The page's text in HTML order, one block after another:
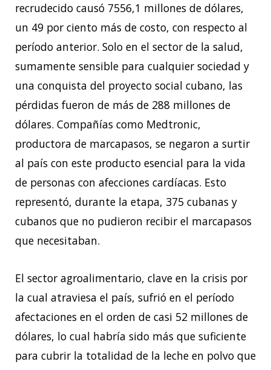
recrudecido causó 7556,1 millones de dólares,
un 49 por ciento más de costo, con respecto al
período anterior. Solo en el sector de la salud,
sumamente sensible para cualquier sociedad y
una conquista del proyecto social cubano, las
pérdidas fueron de más de 288 millones de
dólares. Compañías como Medtronic,
productora de marcapasos, se negaron a surtir
al país con este producto esencial para la vida
de personas con afecciones cardíacas. Esto
representó, durante la etapa, 375 cubanas y
cubanos que no pudieron recibir el marcapasos
que necesitaban.
El sector agroalimentario, clave en la crisis por
la cual atraviesa el país, sufrió en el período
afectaciones en el orden de casi 52 millones de
dólares, lo cual habría sido más que suficiente
para cubrir la totalidad de la leche en polvo que